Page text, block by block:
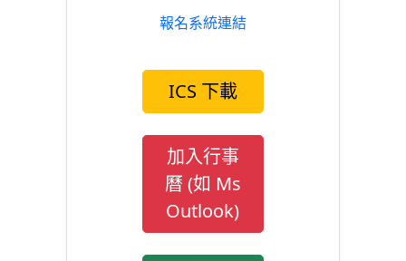
報名系統連結
ICS 下載
加入行事
曆 (如 Ms
Outlook)